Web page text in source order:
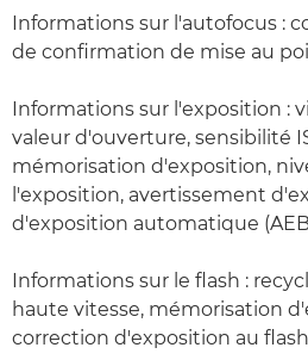
Informations sur l'autofocus :
de confirmation de mise au
Informations sur l'exposition :
valeur d'ouverture, sensibilité
mémorisation d'exposition,
l'exposition, avertissement
d'exposition automatique
Informations sur le flash :
haute vitesse, mémorisation
correction d'exposition au